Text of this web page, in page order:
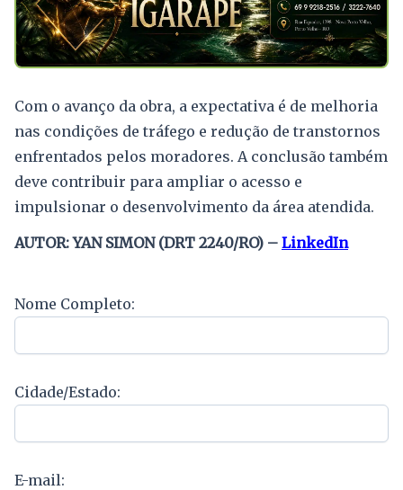
Com o avanço da obra, a expectativa é de melhoria
nas condições de tráfego e redução de transtornos
enfrentados pelos moradores. A conclusão também
deve contribuir para ampliar o acesso e
impulsionar o desenvolvimento da área atendida.
AUTOR: YAN SIMON (DRT 2240/RO) – LinkedIn
Nome Completo:
Cidade/Estado:
E-mail: